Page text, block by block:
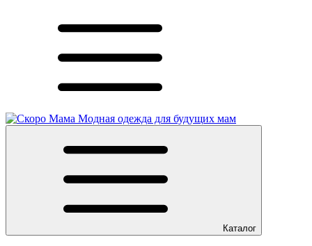
Модная одежда для будущих мам
Каталог